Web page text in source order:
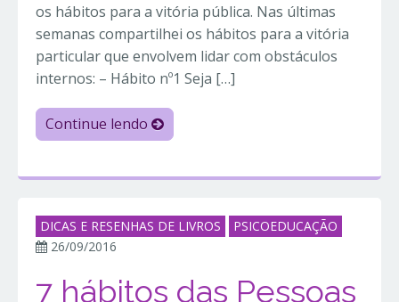
os hábitos para a vitória pública. Nas últimas
semanas compartilhei os hábitos para a vitória
particular que envolvem lidar com obstáculos
internos: – Hábito nº1 Seja […]
Continue lendo
DICAS E RESENHAS DE LIVROS
PSICOEDUCAÇÃO
26/09/2016
7 hábitos das Pessoas